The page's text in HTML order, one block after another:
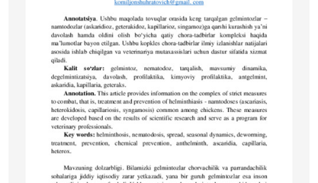
состоит из редукции. Кроме того, образцы крови
животных, выздоровевших от болезни,
и лекоформулировка. При этом проверяются
форменные элементы крови. Полученные результаты
Каждый применяемый системный препарат
формируется на основе схемы и заносится в
табличную форму.